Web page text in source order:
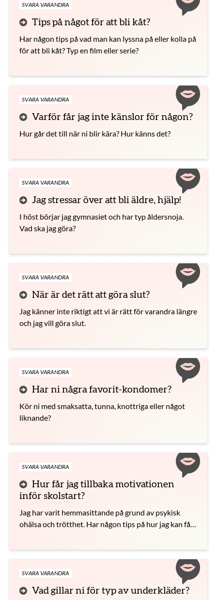
SVARA VARANDRA
Tips på något för att bli kåt?
Har någon tips på vad man kan lyssna på eller kolla på
för att bli kåt? Typ en film eller serie?
SVARA VARANDRA
Varför får jag inte känslor för någon?
Hur går det till när ni blir kära? Hur känns det?
SVARA VARANDRA
Jag stressar över att bli äldre, hjälp!
I höst börjar jag gymnasiet och har typ åldersnoja.
Vad ska jag göra?
SVARA VARANDRA
När är det rätt att göra slut?
Jag känner inte riktigt att vi är rätt för varandra längre
och jag vill göra slut.
SVARA VARANDRA
Har ni några favorit-kondomer?
Kör ni med smaksatta, tunna, knottriga eller något
liknande?
SVARA VARANDRA
Hur får jag tillbaka motivationen
inför skolstart?
Jag har varit hemmasittande på grund av psykisk
ohälsa och trötthet. Har någon tips på hur jag kan få
SVARA VARANDRA
Vad gillar ni för typ av underkläder?